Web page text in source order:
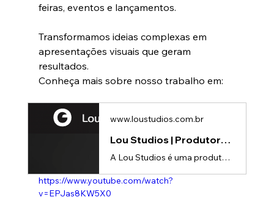
feiras, eventos e lançamentos.
Transformamos ideias complexas em
apresentações visuais que geram
resultados.
Conheça mais sobre nosso trabalho em:
www.loustudios.com.br
Lou Studios | Produtora de vídeos
A Lou Studios é uma produtora de vídeos, especializada em animações 3D para lançamento de produtos.
https://www.youtube.com/watch?
v=EPJas8KW5X0